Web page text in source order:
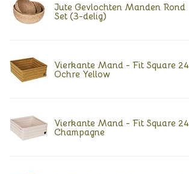
Jute Gevlochten Manden Rond
Set (3-delig)
Vierkante Mand - Fit Square 24
Ochre Yellow
Vierkante Mand - Fit Square 24
Champagne